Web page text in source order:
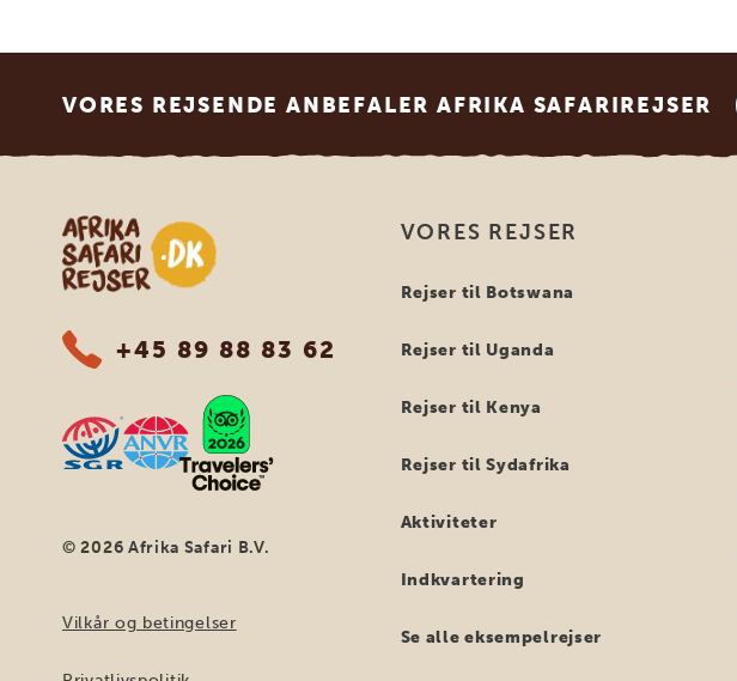
VORES REJSENDE ANBEFALER AFRIKA SAFARIREJSER
Safari-rejser i Afrika
+45 89 88 83 62
© 2026 Afrika Safari B.V.
Vilkår og betingelser
VORES REJSER
Rejser til Botswana
Rejser til Uganda
Rejser til Kenya
Rejser til Sydafrika
Aktiviteter
Indkvartering
Se alle eksempelrejser